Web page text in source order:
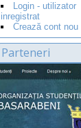
Login - utilizator
inregistrat
Crează cont nou
Parteneri